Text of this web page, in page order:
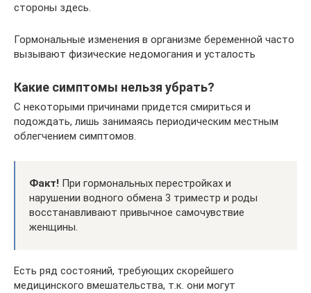
стороны здесь.
Гормональные изменения в организме беременной часто
вызывают физические недомогания и усталость
Какие симптомы нельзя убрать?
С некоторыми причинами придется смириться и
подождать, лишь занимаясь периодическим местным
облегчением симптомов.
Факт! При гормональных перестройках и
нарушении водного обмена 3 триместр и роды
восстанавливают привычное самочувствие
женщины.
Есть ряд состояний, требующих скорейшего
медицинского вмешательства, т.к. они могут